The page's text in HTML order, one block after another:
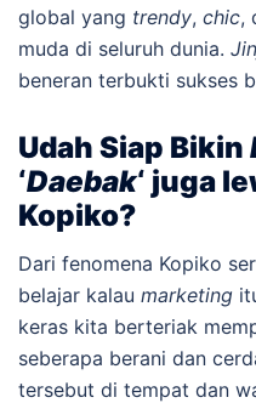
global yang trendy, chic,
muda di seluruh dunia.
beneran terbukti sukses
Udah Siap Bikin
‘Daebak‘ juga
Kopiko?
Dari fenomena Kopiko
belajar kalau marketing
keras kita berteriak
seberapa berani dan
tersebut di tempat dan